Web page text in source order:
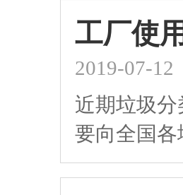
工厂使
2019-07-12
近期垃圾
要向全国